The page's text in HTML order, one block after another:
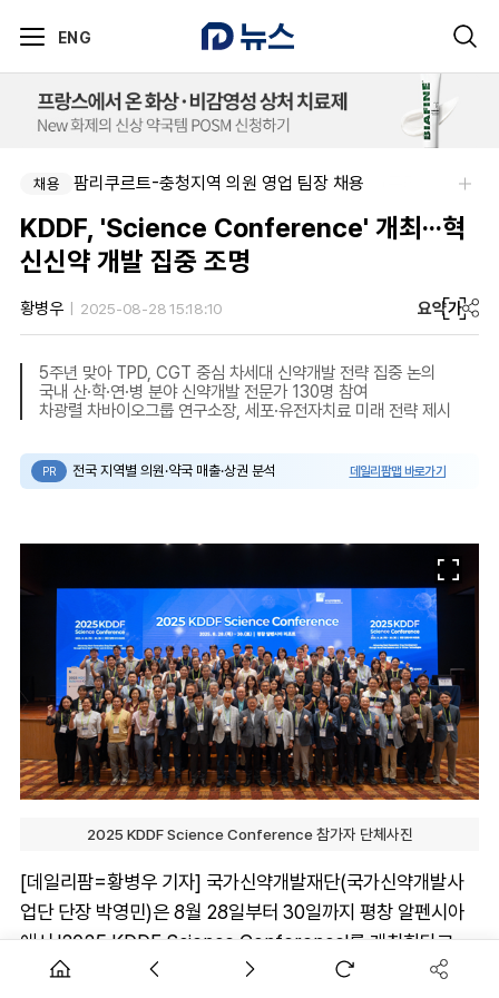
ENG
채용 팜리쿠르트-충청지역 의원 영업 팀장 채용
KDDF, 'Science Conference' 개최···혁
신신약 개발 집중 조명
황병우 2025-08-28 15:18:10 요약가
5주년 맞아 TPD, CGT 중심 차세대 신약개발 전략 집중 논의
국내 산·학·연·병 분야 신약개발 전문가 130명 참여
차광렬 차바이오그룹 연구소장, 세포·유전자치료 미래 전략 제시
PR 전국 지역별 의원·약국 매출·상권 분석 데일리팜맵 바로가기
2025 KDDF Science Conference 참가자 단체사진
[데일리팜=황병우 기자] 국가신약개발재단(국가신약개발사
업단 단장 박영민)은 8월 28일부터 30일까지 평창 알펜시아
에서 '2025 KDDF Science Conference'를 개최한다고
28일 밝혔다. 올해로 5회째를 맞는 이번 컨퍼런스에는 국내 산